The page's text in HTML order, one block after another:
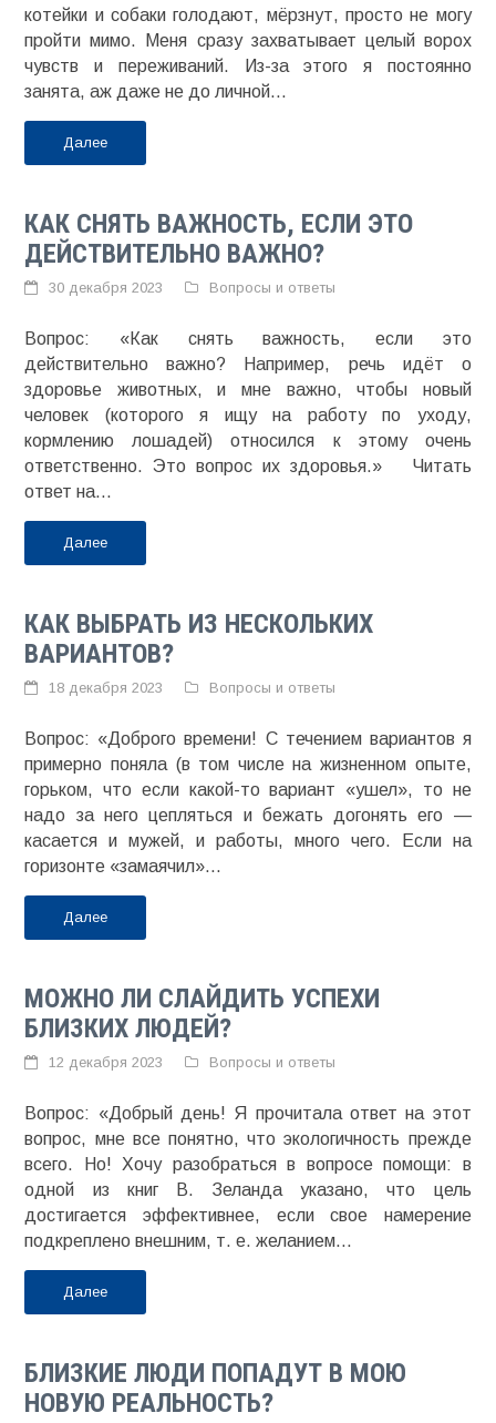
котейки и собаки голодают, мёрзнут, просто не могу
пройти мимо. Меня сразу захватывает целый ворох
чувств и переживаний. Из-за этого я постоянно
занята, аж даже не до личной...
Далее
КАК СНЯТЬ ВАЖНОСТЬ, ЕСЛИ ЭТО
ДЕЙСТВИТЕЛЬНО ВАЖНО?
30 декабря 2023 Вопросы и ответы
Вопрос: «Как снять важность, если это
действительно важно? Например, речь идёт о
здоровье животных, и мне важно, чтобы новый
человек (которого я ищу на работу по уходу,
кормлению лошадей) относился к этому очень
ответственно. Это вопрос их здоровья.» Читать
ответ на...
Далее
КАК ВЫБРАТЬ ИЗ НЕСКОЛЬКИХ
ВАРИАНТОВ?
18 декабря 2023 Вопросы и ответы
Вопрос: «Доброго времени! С течением вариантов я
примерно поняла (в том числе на жизненном опыте,
горьком, что если какой-то вариант «ушел», то не
надо за него цепляться и бежать догонять его —
касается и мужей, и работы, много чего. Если на
горизонте «замаячил»...
Далее
МОЖНО ЛИ СЛАЙДИТЬ УСПЕХИ
БЛИЗКИХ ЛЮДЕЙ?
12 декабря 2023 Вопросы и ответы
Вопрос: «Добрый день! Я прочитала ответ на этот
вопрос, мне все понятно, что экологичность прежде
всего. Но! Хочу разобраться в вопросе помощи: в
одной из книг В. Зеланда указано, что цель
достигается эффективнее, если свое намерение
подкреплено внешним, т. е. желанием...
Далее
БЛИЗКИЕ ЛЮДИ ПОПАДУТ В МОЮ
НОВУЮ РЕАЛЬНОСТЬ?